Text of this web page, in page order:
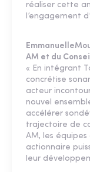
réaliser cette
l’engagement
AM et du
« En intégrant
concrétise
acteur
nouvel
accélérer
trajectoire de
AM, les
actionnaire
leur